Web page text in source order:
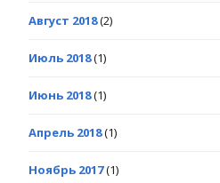
Август 2018(2)
Июль 2018(1)
Июнь 2018(1)
Апрель 2018(1)
Ноябрь 2017(1)